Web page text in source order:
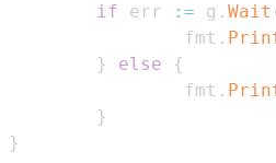
if err := g . Wait
                fmt
.
}
else
{
                fmt
.
}
}